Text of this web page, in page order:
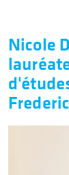
Nicole